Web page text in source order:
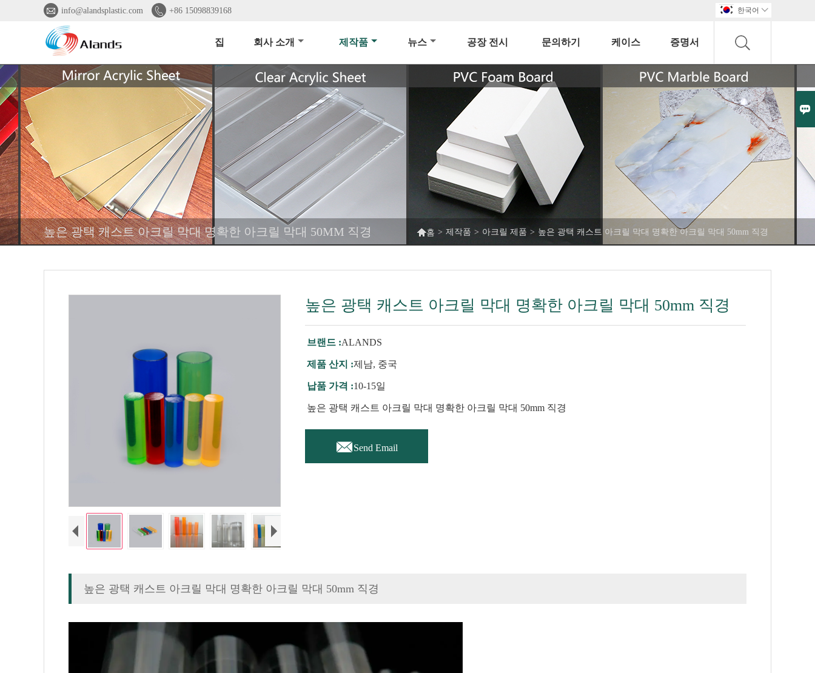

 info@alandsplastic.com  +86 15098839168 한국어 
집 회사 소개 제작품 뉴스 공장 전시 문의하기 케이스 증명서
높은 광택 캐스트 아크릴 막대 명확한 아크릴 막대 50MM 직경 홈 > 제작품 > 아크릴 제품 > 높은 광택 캐스트 아크릴 막대 명확한 아크릴 막대 50mm 직경
높은 광택 캐스트 아크릴 막대 명확한 아크릴 막대 50mm 직경
브랜드 :ALANDS
제품 산지 :제남, 중국
납품 가격 :10-15일
높은 광택 캐스트 아크릴 막대 명확한 아크릴 막대 50mm 직경
Send Email
높은 광택 캐스트 아크릴 막대 명확한 아크릴 막대 50mm 직경